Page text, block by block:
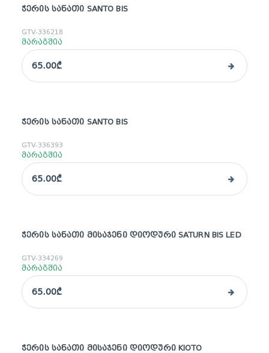
ᲭᲔᲠᲘᲡ ᲡᲐᲜᲐᲗᲘ SANTO BIS
GTV-336218
მარაგშია
65.00₾
ᲭᲔᲠᲘᲡ ᲡᲐᲜᲐᲗᲘ SANTO BIS
GTV-336393
მარაგშია
65.00₾
ᲭᲔᲠᲘᲡ ᲡᲐᲜᲐᲗᲘ ᲛᲘᲡᲐᲯᲔᲜᲘ ᲓᲘᲝᲓᲣᲠᲘ SATURN BIS LED
GTV-334269
მარაგშია
65.00₾
ᲭᲔᲠᲘᲡ ᲡᲐᲜᲐᲗᲘ ᲛᲘᲡᲐᲯᲔᲜᲘ ᲓᲘᲝᲓᲣᲠᲘ KIOTO